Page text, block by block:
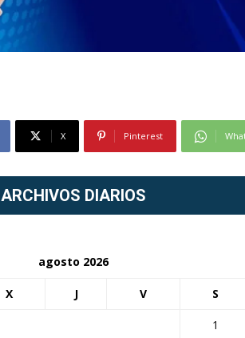
X Pinterest
ARCHIVOS DIARIOS
agosto 2026
X J V S
1